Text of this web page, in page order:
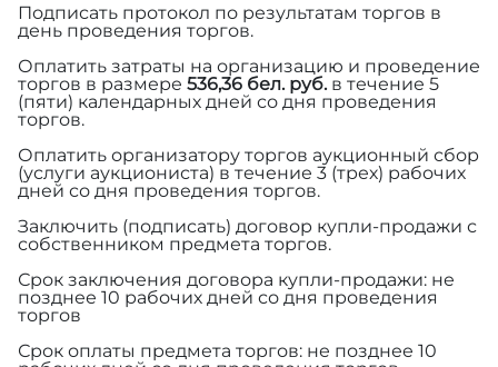
Подписать протокол по результатам торгов в
день проведения торгов.
Оплатить затраты на организацию и проведение
торгов в размере 536,36 бел. руб.в течение 5
(пяти) календарных дней со дня проведения
торгов.
Оплатить организатору торгов аукционный сбор
(услуги аукциониста) в течение 3 (трех) рабочих
дней со дня проведения торгов.
Заключить (подписать) договор купли-продажи с
собственником предмета торгов.
Срок заключения договора купли-продажи: не
позднее 10 рабочих дней со дня проведения
торгов
Срок оплаты предмета торгов: не позднее 10